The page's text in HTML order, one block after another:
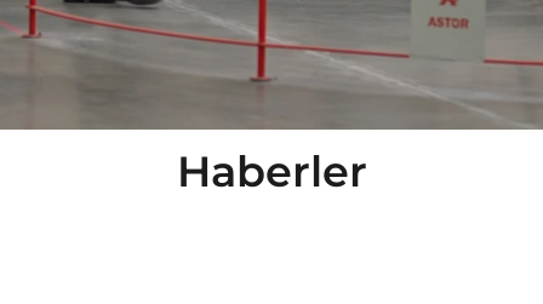
Haberler